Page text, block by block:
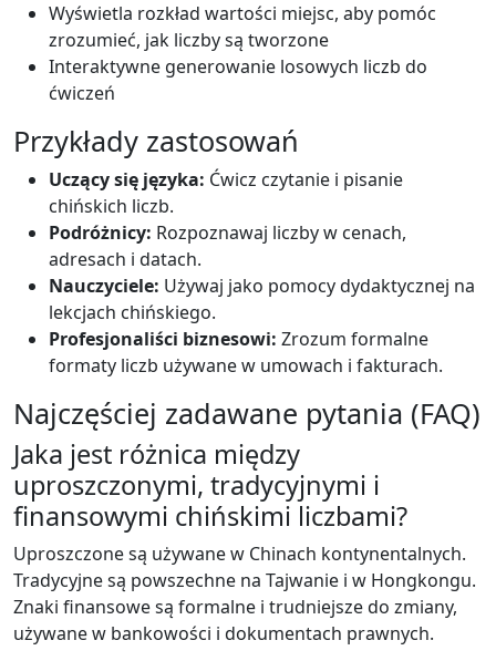
Wyświetla rozkład wartości miejsc, aby pomóc
zrozumieć, jak liczby są tworzone
Interaktywne generowanie losowych liczb do
ćwiczeń
Przykłady zastosowań
Uczący się języka: Ćwicz czytanie i pisanie
chińskich liczb.
Podróżnicy: Rozpoznawaj liczby w cenach,
adresach i datach.
Nauczyciele: Używaj jako pomocy dydaktycznej na
lekcjach chińskiego.
Profesjonaliści biznesowi: Zrozum formalne
formaty liczb używane w umowach i fakturach.
Najczęściej zadawane pytania (FAQ)
Jaka jest różnica między
uproszczonymi, tradycyjnymi i
finansowymi chińskimi liczbami?
Uproszczone są używane w Chinach kontynentalnych.
Tradycyjne są powszechne na Tajwanie i w Hongkongu.
Znaki finansowe są formalne i trudniejsze do zmiany,
używane w bankowości i dokumentach prawnych.